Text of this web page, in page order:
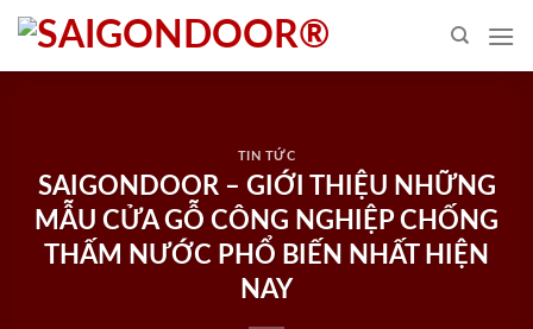
Skip
content
TIN TỨC
SAIGONDOOR – GIỚI THIỆU NHỮNG
MẪU CỬA GỖ CÔNG NGHIỆP CHỐNG
THẤM NƯỚC PHỔ BIẾN NHẤT HIỆN
NAY